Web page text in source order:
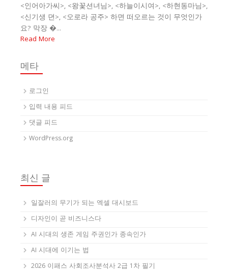
<인어아가씨>, <왕꽃션녀님>, <하늘이시여>, <하현동마님>,
<신기생 뎐>, <오로라 공주> 하면 떠오르는 것이 무엇인가
요? 막장 �...
Read More
메타
로그인
입력 내용 피드
댓글 피드
WordPress.org
최신 글
일잘러의 무기가 되는 엑셀 대시보드
디자인이 곧 비즈니스다
AI 시대의 생존 게임 주권인가 종속인가
AI 시대에 이기는 법
2026 이패스 사회조사분석사 2급 1차 필기